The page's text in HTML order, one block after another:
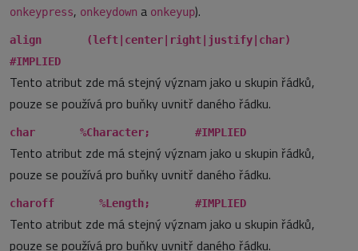
onkeypress, onkeydown a onkeyup).
align (left|center|right|justify|char)
#IMPLIED
Tento atribut zde má stejný význam jako u skupin řádků,
pouze se používá pro buňky uvnitř daného řádku.
char %Character; #IMPLIED
Tento atribut zde má stejný význam jako u skupin řádků,
pouze se používá pro buňky uvnitř daného řádku.
charoff %Length; #IMPLIED
Tento atribut zde má stejný význam jako u skupin řádků,
pouze se používá pro buňky uvnitř daného řádku.